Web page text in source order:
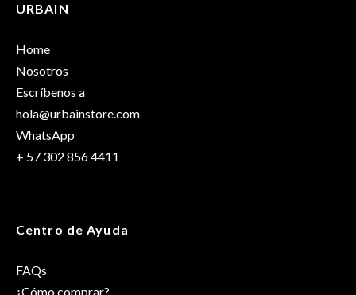
URBAIN
Home
Nosotros
Escríbenos a
hola@urbainstore.com
WhatsApp
+ 57 302 856 4411
Centro de Ayuda
FAQs
¿Cómo comprar?